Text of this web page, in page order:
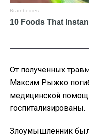
От полученных
Максим Рыжко
медицинской
госпитализированы.
Злоумышленник